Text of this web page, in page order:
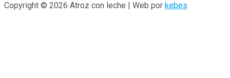
Copyright © 2026 Atroz con leche | Web por kebes